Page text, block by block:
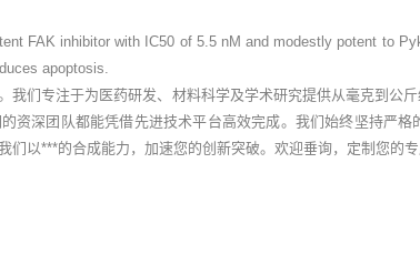
FAK inhibitor with IC50 of 5.5 nM and modestly potent to
apoptosis.
我们专注于为医药研发、材料科学及学术研究提供从毫克到公
资深团队都能凭借先进技术平台高效完成。我们始终坚持严
以***的合成能力，加速您的创新突破。欢迎垂询，定制您的专